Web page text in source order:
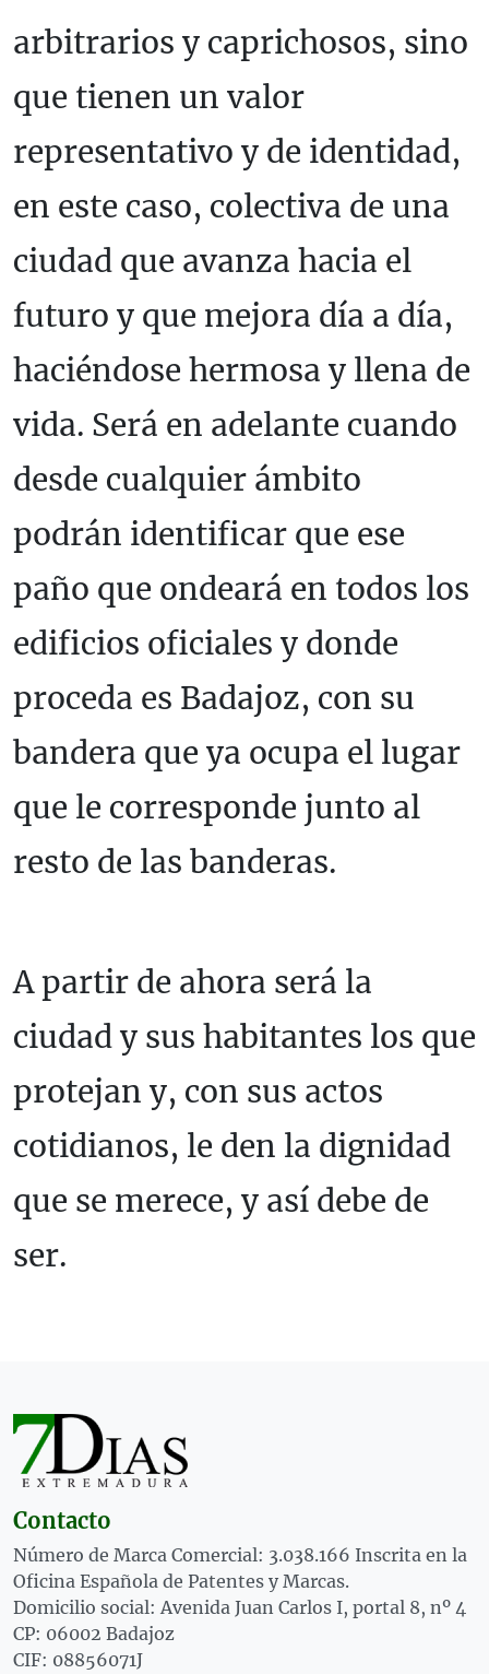
arbitrarios y caprichosos, sino
que tienen un valor
representativo y de identidad,
en este caso, colectiva de una
ciudad que avanza hacia el
futuro y que mejora día a día,
haciéndose hermosa y llena de
vida. Será en adelante cuando
desde cualquier ámbito
podrán identificar que ese
paño que ondeará en todos los
edificios oficiales y donde
proceda es Badajoz, con su
bandera que ya ocupa el lugar
que le corresponde junto al
resto de las banderas.
A partir de ahora será la
ciudad y sus habitantes los que
protejan y, con sus actos
cotidianos, le den la dignidad
que se merece, y así debe de
ser.
Contacto
Número de Marca Comercial: 3.038.166 Inscrita en la
Oficina Española de Patentes y Marcas.
Domicilio social: Avenida Juan Carlos I, portal 8, nº 4
CP: 06002 Badajoz
CIF: 08856071J